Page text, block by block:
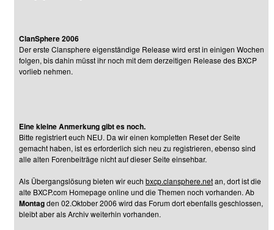
ClanSphere 2006
Der erste Clansphere eigenständige Release wird erst in einigen Wochen
folgen, bis dahin müsst ihr noch mit dem derzeitigen Release des BXCP
vorlieb nehmen.
Eine kleine Anmerkung gibt es noch.
Bitte registriert euch NEU. Da wir einen kompletten Reset der Seite
gemacht haben, ist es erforderlich sich neu zu registrieren, ebenso sind
alle alten Forenbeiträge nicht auf dieser Seite einsehbar.
Als Übergangslösung bieten wir euch bxcp.clansphere.netan, dort ist die
alte BXCP.com Homepage online und die Themen noch vorhanden. Ab
Montagden 02.Oktober 2006 wird das Forum dort ebenfalls geschlossen,
bleibt aber als Archiv weiterhin vorhanden.